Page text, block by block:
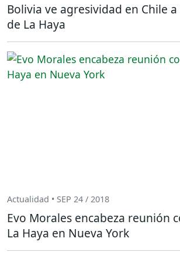
Bolivia ve agresividad en Chile
de La Haya
Actualidad • SEP 24 / 2018
Evo Morales encabeza reunión
La Haya en Nueva York